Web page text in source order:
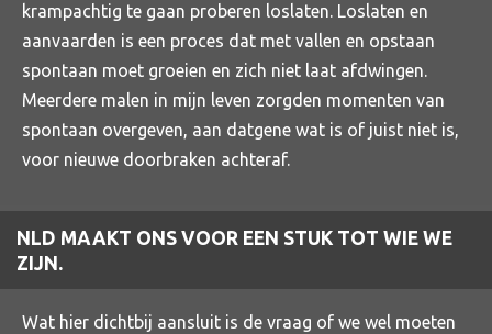
krampachtig te gaan proberen loslaten. Loslaten en
aanvaarden is een proces dat met vallen en opstaan
spontaan moet groeien en zich niet laat afdwingen.
Meerdere malen in mijn leven zorgden momenten van
spontaan overgeven, aan datgene wat is of juist niet is,
voor nieuwe doorbraken achteraf.
NLD MAAKT ONS VOOR EEN STUK TOT WIE WE
ZIJN.
Wat hier dichtbij aansluit is de vraag of we wel moeten